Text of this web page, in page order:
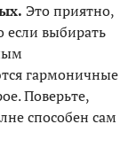
Это приятно,
если выбирать
гармоничные
Поверьте,
способен сам